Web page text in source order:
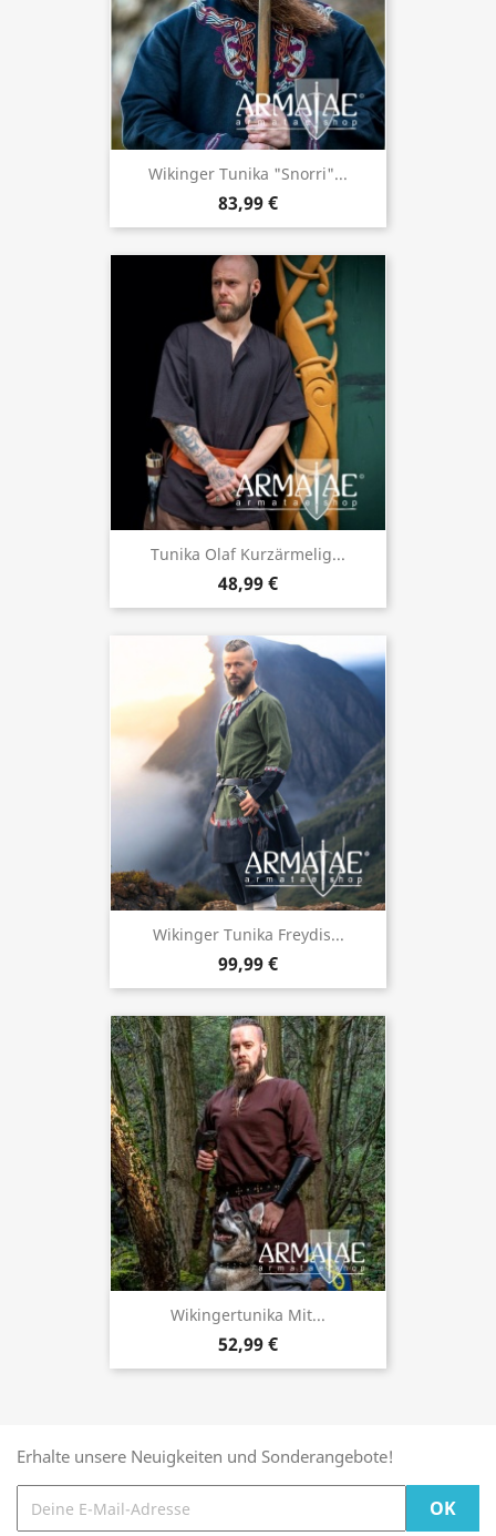
Wikinger Tunika "Snorri"...
83,99 €
Tunika Olaf Kurzärmelig...
48,99 €
Wikinger Tunika Freydis...
99,99 €
Wikingertunika Mit...
52,99 €
Erhalte unsere Neuigkeiten und Sonderangebote!